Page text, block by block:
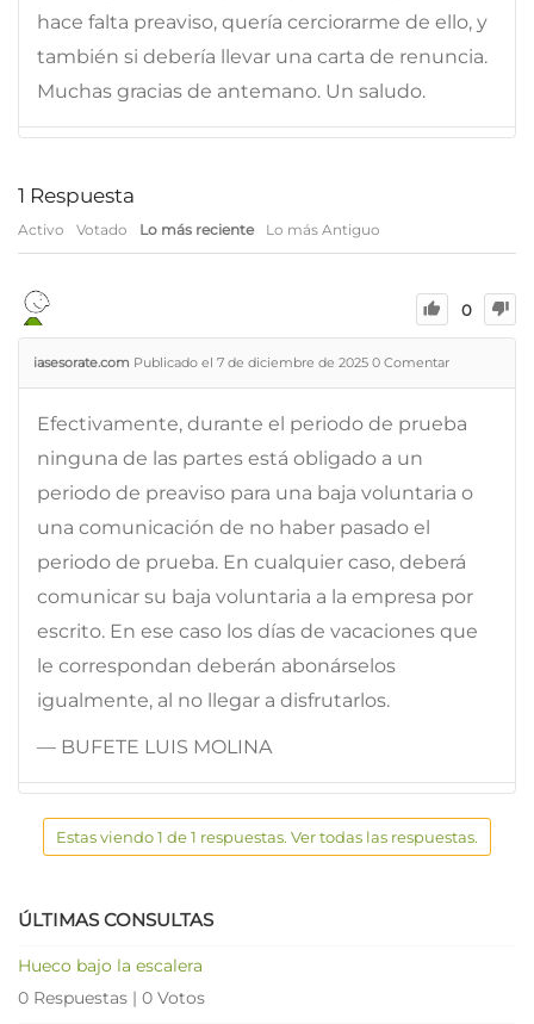
hace falta preaviso, quería cerciorarme de ello, y
también si debería llevar una carta de renuncia.
Muchas gracias de antemano. Un saludo.
1 Respuesta
Activo Votado Lo más reciente Lo más Antiguo
0
iasesorate.com Publicado el 7 de diciembre de 2025 0 Comentar
Efectivamente, durante el periodo de prueba
ninguna de las partes está obligado a un
periodo de preaviso para una baja voluntaria o
una comunicación de no haber pasado el
periodo de prueba. En cualquier caso, deberá
comunicar su baja voluntaria a la empresa por
escrito. En ese caso los días de vacaciones que
le correspondan deberán abonárselos
igualmente, al no llegar a disfrutarlos.
— BUFETE LUIS MOLINA
Estas viendo 1 de 1 respuestas. Ver todas las respuestas.
ÚLTIMAS CONSULTAS
Hueco bajo la escalera
0 Respuestas | 0 Votos